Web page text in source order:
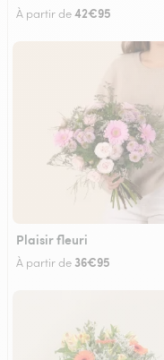
À partir de42€95
Plaisir fleuri
À partir de 36€95